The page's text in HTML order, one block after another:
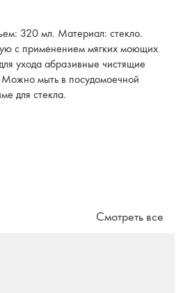
320 мл. Материал: стекло.
с применением мягких моющих
ухода абразивные чистящие
Можно мыть в посудомоечной
для стекла.
Смотреть все